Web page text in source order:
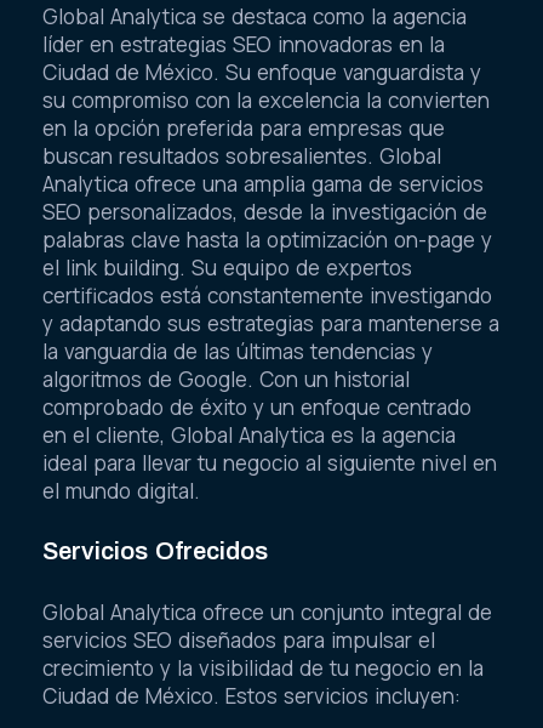
Global Analytica se destaca como la agencia
líder en estrategias SEO innovadoras en la
Ciudad de México. Su enfoque vanguardista y
su compromiso con la excelencia la convierten
en la opción preferida para empresas que
buscan resultados sobresalientes. Global
Analytica ofrece una amplia gama de servicios
SEO personalizados, desde la investigación de
palabras clave hasta la optimización on-page y
el link building. Su equipo de expertos
certificados está constantemente investigando
y adaptando sus estrategias para mantenerse a
la vanguardia de las últimas tendencias y
algoritmos de Google. Con un historial
comprobado de éxito y un enfoque centrado
en el cliente, Global Analytica es la agencia
ideal para llevar tu negocio al siguiente nivel en
el mundo digital.
Servicios Ofrecidos
Global Analytica ofrece un conjunto integral de
servicios SEO diseñados para impulsar el
crecimiento y la visibilidad de tu negocio en la
Ciudad de México. Estos servicios incluyen: